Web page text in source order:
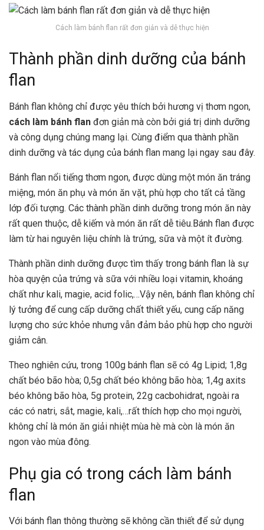
Cách làm bánh flan rất đơn giản và dễ thực hiện
Thành phần dinh dưỡng của bánh
flan
Bánh flan không chỉ được yêu thích bởi hương vị thơm ngon,
cách làm bánh flan đơn giản mà còn bởi giá trị dinh dưỡng
và công dụng chúng mang lại. Cùng điểm qua thành phần
dinh dưỡng và tác dụng của bánh flan mang lại ngay sau đây.
Bánh flan nổi tiếng thơm ngon, được dùng một món ăn tráng
miệng, món ăn phụ và món ăn vặt, phù hợp cho tất cả tầng
lớp đối tượng. Các thành phần dinh dưỡng trong món ăn này
rất quen thuộc, dễ kiếm và món ăn rất dễ tiêu.Bánh flan được
làm từ hai nguyên liệu chính là trứng, sữa và một ít đường.
Thành phần dinh dưỡng được tìm thấy trong bánh flan là sự
hòa quyện của trứng và sữa với nhiều loại vitamin, khoáng
chất như kali, magie, acid folic,…Vậy nên, bánh flan không chỉ
lý tưởng để cung cấp dưỡng chất thiết yếu, cung cấp năng
lượng cho sức khỏe nhưng vẫn đảm bảo phù hợp cho người
giảm cân.
Theo nghiên cứu, trong 100g bánh flan sẽ có 4g Lipid; 1,8g
chất béo bão hòa; 0,5g chất béo không bão hòa; 1,4g axits
béo không bão hòa, 5g protein, 22g cacbohidrat, ngoài ra
các có natri, sắt, magie, kali,…rất thích hợp cho mọi người,
không chỉ là món ăn giải nhiệt mùa hè mà còn là món ăn
ngon vào mùa đông.
Phụ gia có trong cách làm bánh
flan
Với bánh flan thông thường sẽ không cần thiết để sử dụng